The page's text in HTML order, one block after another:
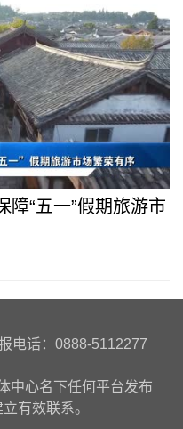
障“五一”假期旅游市
电话：0888-5112277
中心名下任何平台发布
有效联系。